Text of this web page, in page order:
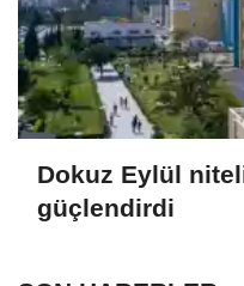
Dokuz Eylül
güçlendirdi